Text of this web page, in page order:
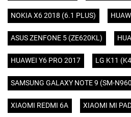
NOKIA X6 2018 (6.1 PLUS)
ASUS ZENFONE 5 (ZE620KL)
HUAWEI Y6 PRO 2017 LG K11
SAMSUNG GALAXY NOTE 9 (SM-
XIAOMI REDMI 6A XIAOMI MI